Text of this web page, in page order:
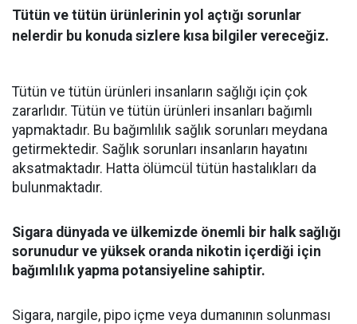
Tütün ve tütün ürünlerinin yol açtığı sorunlar
nelerdir bu konuda sizlere kısa bilgiler vereceğiz.
Tütün ve tütün ürünleri insanların sağlığı için çok
zararlıdır. Tütün ve tütün ürünleri insanları bağımlı
yapmaktadır. Bu bağımlılık sağlık sorunları meydana
getirmektedir. Sağlık sorunları insanların hayatını
aksatmaktadır. Hatta ölümcül tütün hastalıkları da
bulunmaktadır.
Sigara dünyada ve ülkemizde önemli bir halk sağlığı
sorunudur ve yüksek oranda nikotin içerdiği için
bağımlılık yapma potansiyeline sahiptir.
Sigara, nargile, pipo içme veya dumanının solunması